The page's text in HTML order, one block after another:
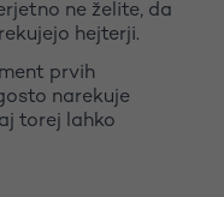
ne želite, da
hejterji.
prvih
narekuje
torej lahko